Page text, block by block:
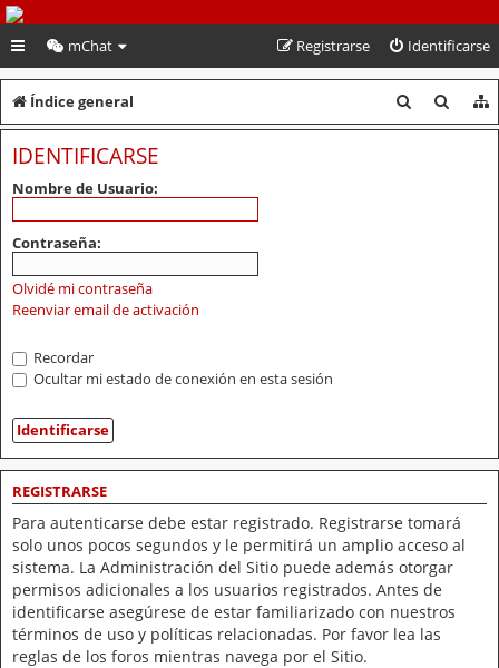
PeruVoley.com
mChat Identificarse
Registrarse
Índice general
u
u
IDENTIFICARSE
Nombre de Usuario:
Contraseña:
Olvidé mi contraseña
Reenviar email de activación
Recordar
Ocultar mi estado de conexión en esta sesión
REGISTRARSE
Para autenticarse debe estar registrado. Registrarse tomará
solo unos pocos segundos y le permitirá un amplio acceso al
sistema. La Administración del Sitio puede además otorgar
permisos adicionales a los usuarios registrados. Antes de
identificarse asegúrese de estar familiarizado con nuestros
términos de uso y políticas relacionadas. Por favor lea las
reglas de los foros mientras navega por el Sitio.